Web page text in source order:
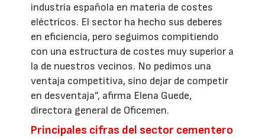
industria española en materia de costes
eléctricos. El sector ha hecho sus deberes
en eficiencia, pero seguimos compitiendo
con una estructura de costes muy superior a
la de nuestros vecinos. No pedimos una
ventaja competitiva, sino dejar de competir
en desventaja”, afirma Elena Guede,
directora general de Oficemen.
Principales cifras del sector cementero